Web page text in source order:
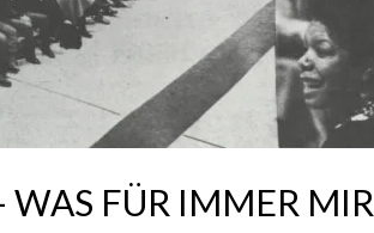
WAS FÜR IMMER MIR